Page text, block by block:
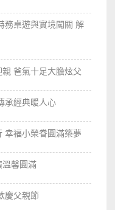
務桌遊與實境闖關 解
爸氣十足大膽炫父
承經典暖人心
幸福小榮眷圓滿築夢
溫馨圓滿
慶父親節